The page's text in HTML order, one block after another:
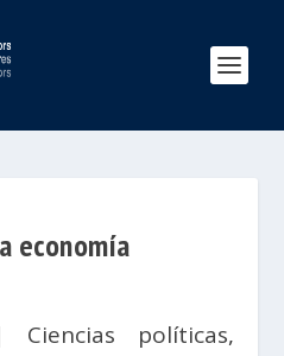
economía
Ciencias políticas,